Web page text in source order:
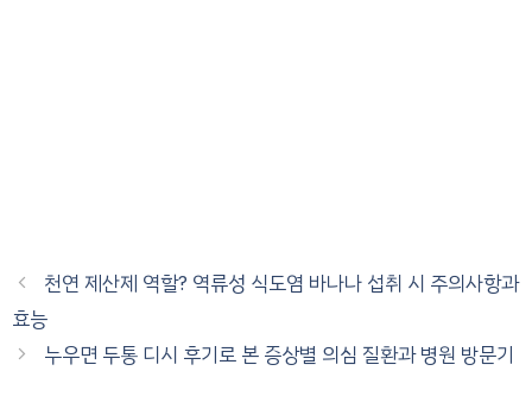
천연 제산제 역할? 역류성 식도염 바나나 섭취 시 주의사항과
효능
누우면 두통 디시 후기로 본 증상별 의심 질환과 병원 방문기